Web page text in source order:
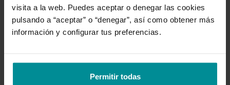
visita a la web. Puedes aceptar o denegar las cookies
pulsando a “aceptar” o “denegar”, así como obtener más
información y configurar tus preferencias.
Permitir todas
madriguera.
CONTACTAR SOPORTE